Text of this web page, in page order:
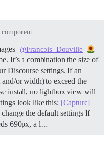
component
@Francois_Douville
It’s a combination the size of
Discourse settings. If an
or width) to exceed the
install, no lightbox view will
look like this: [Capture]
the default settings If
690px, a l…